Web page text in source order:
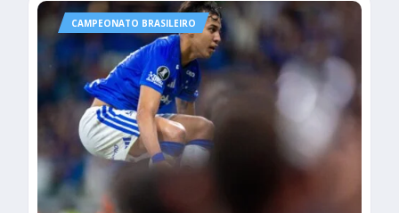
CAMPEONATO BRASILEIRO